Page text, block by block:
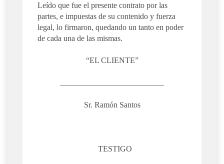
Leído que fue el presente contrato por las
partes, e impuestas de su contenido y fuerza
legal, lo firmaron, quedando un tanto en poder
de cada una de las mismas.
“EL CLIENTE”
Sr. Ramón Santos
TESTIGO